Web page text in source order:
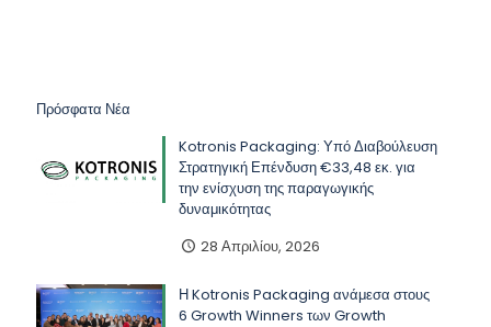
Πρόσφατα Νέα
Kotronis Packaging: Υπό Διαβούλευση
Στρατηγική Επένδυση €33,48 εκ. για
την ενίσχυση της παραγωγικής
δυναμικότητας
28 Απριλίου, 2026
Η Kotronis Packaging ανάμεσα στους
6 Growth Winners των Growth